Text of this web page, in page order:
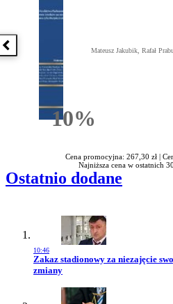
Poprzednia książka
10%Rabatu
Mateusz Jakubik, Rafał
Cena promocyjna: 267,30 zł |
Najniższa cena w ostatnich
Ostatnio dodane
10:46
Przejdź do artykułu:
Zakaz stadionowy za niezajęcie
zmiany